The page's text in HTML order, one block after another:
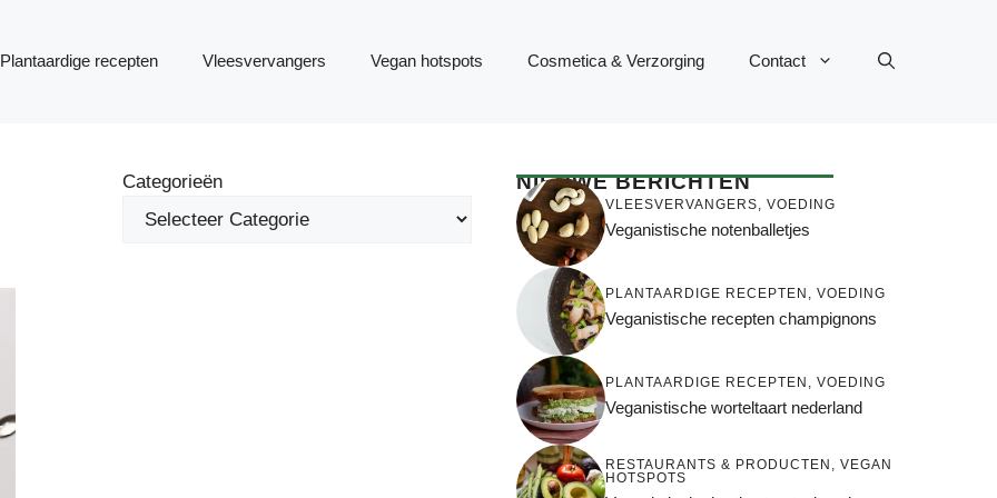
Plantaardige recepten Vleesvervangers Vegan hotspots Cosmetica & Verzorging Contact
Categorieën NIEUWE BERICHTEN
VLEESVERVANGERS, VOEDING
Veganistische notenballetjes
PLANTAARDIGE RECEPTEN , VOEDING
Veganistische recepten champignons
PLANTAARDIGE RECEPTEN , VOEDING
Veganistische worteltaart nederland
RESTAURANTS & PRODUCTEN , VEGAN
HOTSPOTS